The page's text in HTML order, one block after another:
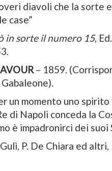
diavoli che la sorte
case”
in sorte il numero 15,
– 1859.
un momento uno
di Napoli conceda la
è impadronirci dei suoi
P. De Chiara ed altri,